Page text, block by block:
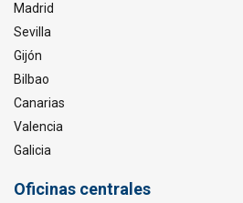
Madrid
Sevilla
Gijón
Bilbao
Canarias
Valencia
Galicia
Oficinas centrales
MOSTRAR DETALLES